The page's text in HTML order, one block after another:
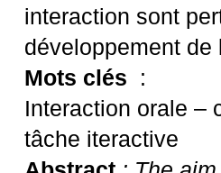
interaction sont
développement de
Mots clés
:
Interaction orale –
tâche iteractive